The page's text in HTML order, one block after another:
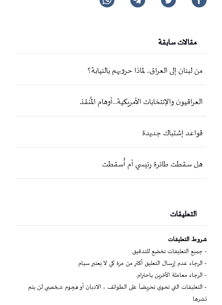
مقالات سابقة
من لبنان إلى العراق.. لماذا حروبهم بالنيابة؟
العراقيون والإنتخابات الأمريكية...أوهام المُنقذ
قواعد إشتباك جديدة
هل سقطت طائرة رئيسي أم أُسقطت
التعليقات
شروط التعليقات
- جميع التعليقات تخضع للتدقيق.
- الرجاء عدم إرسال التعليق أكثر من مرة كي لا يعتبر سبام
- الرجاء معاملة الآخرين باحترام.
- التعليقات التي تحوي تحريضاً على الطوائف ، الاديان أو هجوم شخصي لن يتم
نشرها